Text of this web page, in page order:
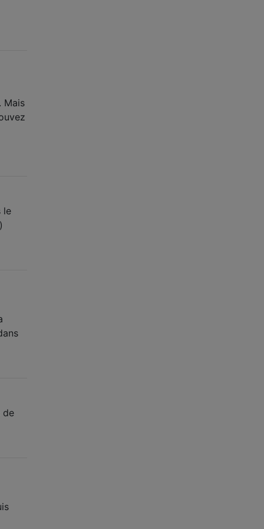
Mais
le
de